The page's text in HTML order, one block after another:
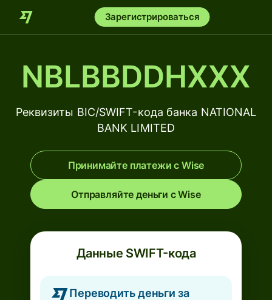
Зарегистрироваться
NBLBBDDHXXX
Реквизиты BIC/SWIFT-кода банка NATIONAL
BANK LIMITED
Принимайте платежи с Wise
Отправляйте деньги с Wise
Данные SWIFT-кода
Переводить деньги за